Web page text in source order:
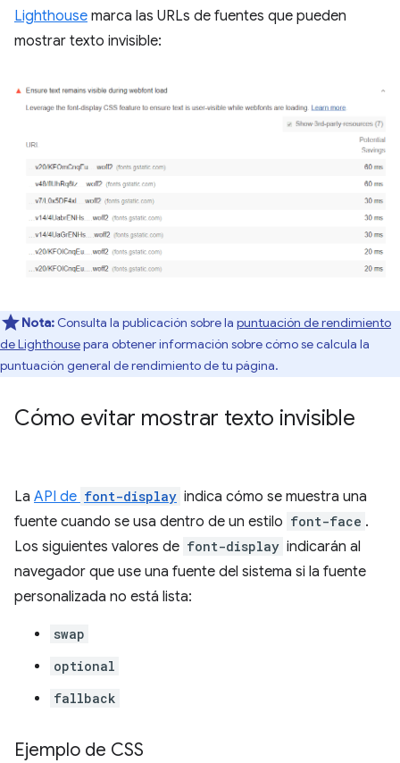
Lighthouse marca las URLs de fuentes que pueden
mostrar texto invisible:
Nota: Consulta la publicación sobre la puntuación de rendimiento
de Lighthousepara obtener información sobre cómo se calcula la
puntuación general de rendimiento de tu página.
Cómo evitar mostrar texto invisible
La API de font-display indica cómo se muestra una
fuente cuando se usa dentro de un estilo font-face .
Los siguientes valores de font-display indicarán al
navegador que use una fuente del sistema si la fuente
personalizada no está lista:
swap
optional
fallback
Ejemplo de CSS